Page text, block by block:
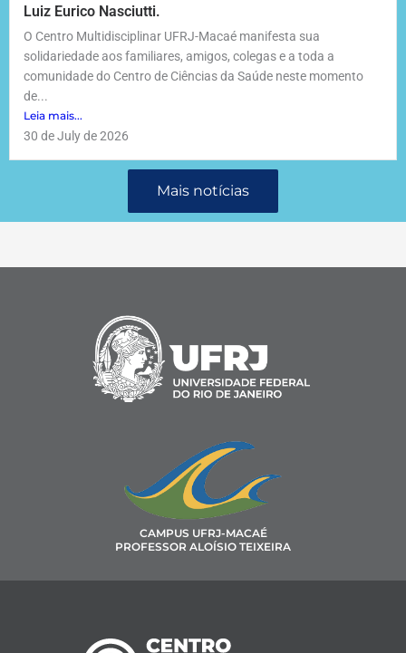
Luiz Eurico Nasciutti.
O Centro Multidisciplinar UFRJ-Macaé manifesta sua
solidariedade aos familiares, amigos, colegas e a toda a
comunidade do Centro de Ciências da Saúde neste momento
de...
Leia mais...
30 de July de 2026
Mais notícias
CAMPUS UFRJ-MACAÉ
PROFESSOR ALOÍSIO TEIXEIRA